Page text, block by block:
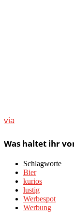
via
Was haltet ihr
Schlagworte
Bier
kurios
lustig
Werbespot
Werbung